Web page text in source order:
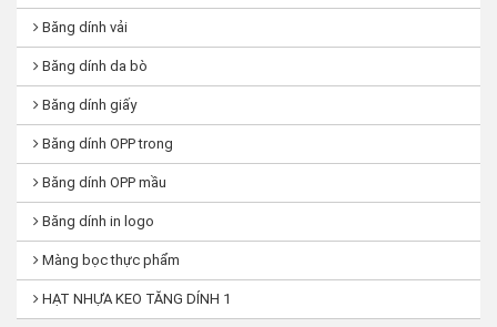
Băng dính vải
Băng dính da bò
Băng dính giấy
Băng dính OPP trong
Băng dính OPP mầu
Băng dính in logo
Màng bọc thực phẩm
HẠT NHỰA KEO TĂNG DÍNH 1